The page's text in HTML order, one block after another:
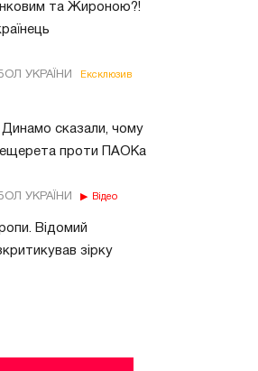
та Жироною?!
УКРАЇНИ Ексклюзив
Динамо сказали, чому
проти ПАОКа
УКРАЇНИ Відео
Відомий
зірку